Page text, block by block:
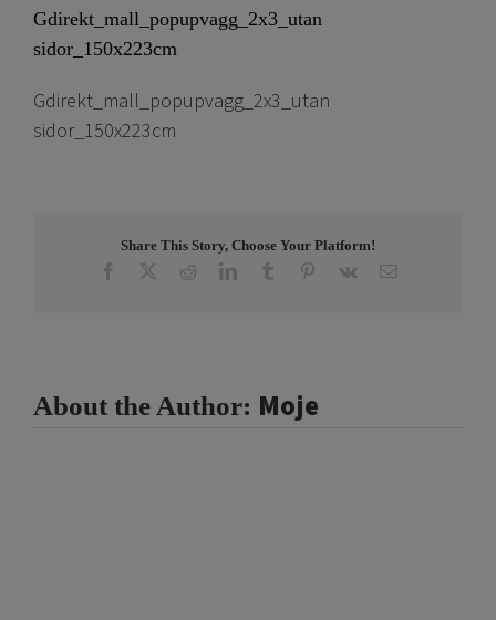
Gdirekt_mall_popupvagg_2x3_utan
sidor_150x223cm
Gdirekt_mall_popupvagg_2x3_utan
sidor_150x223cm
Share This Story, Choose Your Platform!
Facebook RedditLinkedInTumblr Pinterest
Vk Email
About the Author: Moje